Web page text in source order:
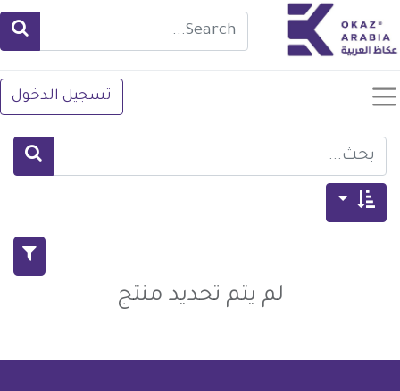
تسجيل الدخول
لم يتم تحديد منتج